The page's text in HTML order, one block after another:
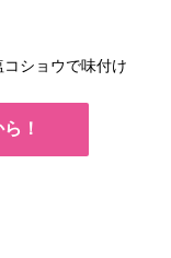
ショウで味付け
！